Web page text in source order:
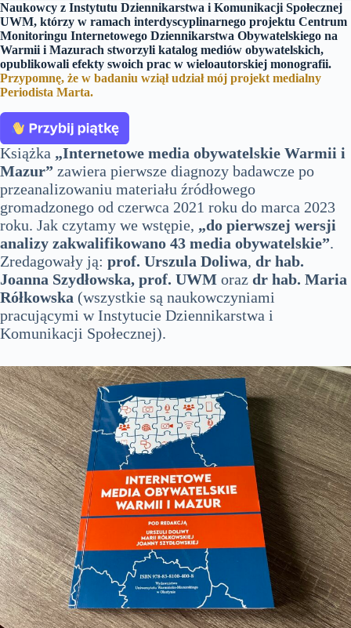
Naukowcy z Instytutu Dziennikarstwa i Komunikacji Społecznej
UWM, którzy w ramach interdyscyplinarnego projektu Centrum
Monitoringu Internetowego Dziennikarstwa Obywatelskiego na
Warmii i Mazurach stworzyli katalog mediów obywatelskich,
opublikowali efekty swoich prac w wieloautorskiej monografii.
Przypomnę, że w badaniu wziął udział mój projekt medialny
Periodista Marta.
Książka „Internetowe media obywatelskie Warmii i
Mazur” zawiera pierwsze diagnozy badawcze po
przeanalizowaniu materiału źródłowego
gromadzonego od czerwca 2021 roku do marca 2023
roku. Jak czytamy we wstępie, „do pierwszej wersji
analizy zakwalifikowano 43 media obywatelskie”.
Zredagowały ją: prof. Urszula Doliwa, dr hab.
Joanna Szydłowska, prof. UWM oraz dr hab. Maria
Rółkowska (wszystkie są naukowczyniami
pracującymi w Instytucie Dziennikarstwa i
Komunikacji Społecznej).